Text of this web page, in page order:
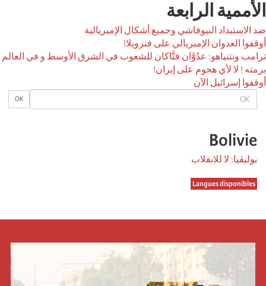
OK
OK
Bolivie
بوليڤيا: لا للانقلاب
Langues disponibles
الأممية الرابعة
ضد الاستبداد النيوفاشي وجميع أشكال الإمبريالية
أوقفوا العدوان الإمبريالي على فنزويلا!
ترامب ونتنياهو: عدُوَّان فتَّاكان للشعوب في الشرق الأوسط و في العالم
برمته ! لا لأي هجوم على إيران!
أوقفوا إسرائيل الآن